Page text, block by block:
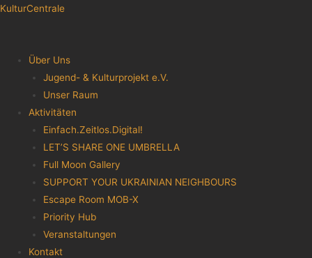
KulturCentrale
Menu
Über Uns
Jugend- & Kulturprojekt e.V.
Unser Raum
Aktivitäten
Einfach.Zeitlos.Digital!
LET’S SHARE ONE UMBRELLA
Full Moon Gallery
SUPPORT YOUR UKRAINIAN NEIGHBOURS
Escape Room MOB-X
Priority Hub
Veranstaltungen
Kontakt